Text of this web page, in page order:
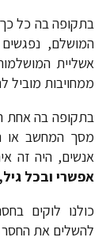
בתקופה בה כל
המושלם,
אשליית
ממחויבות מוביל
בתקופה בה אחת
מסך המחשב או
אנשים, היה זה
אפשרי ובכל
כולנו לוקים
להשלים את החסר